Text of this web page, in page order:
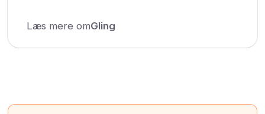
Læs mere omGling